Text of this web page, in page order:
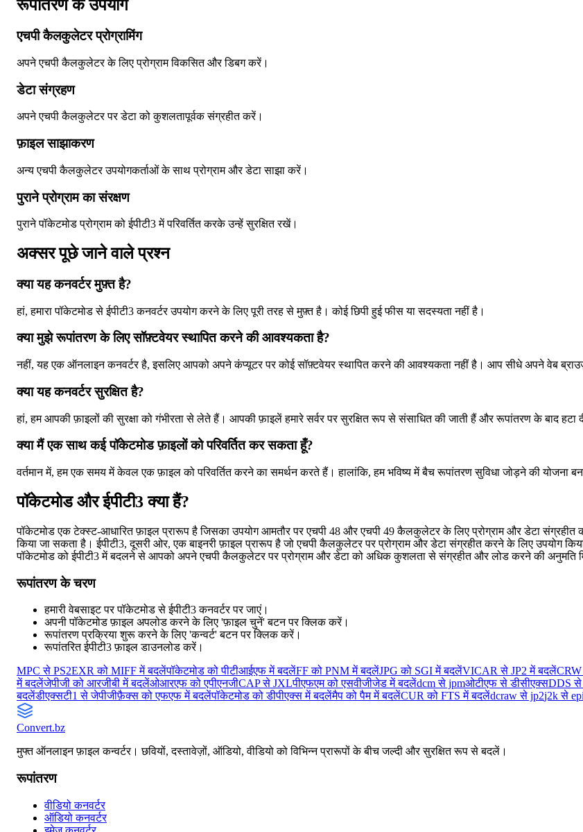
रूपांतरण के उपयोग
एचपी कैलकुलेटर प्रोग्रामिंग
अपने एचपी कैलकुलेटर के लिए प्रोग्राम विकसित और डिबग करें।
डेटा संग्रहण
अपने एचपी कैलकुलेटर पर डेटा को कुशलतापूर्वक संग्रहीत करें।
फ़ाइल साझाकरण
अन्य एचपी कैलकुलेटर उपयोगकर्ताओं के साथ प्रोग्राम और डेटा साझा करें।
पुराने प्रोग्राम का संरक्षण
पुराने पॉकेटमोड प्रोग्राम को ईपीटी3 में परिवर्तित करके उन्हें सुरक्षित रखें।
अक्सर पूछे जाने वाले प्रश्न
क्या यह कनवर्टर मुफ़्त है?
हां, हमारा पॉकेटमोड से ईपीटी3 कनवर्टर उपयोग करने के लिए पूरी तरह से मुफ़्त है। कोई छिपी हुई फीस या सदस्यता नहीं है।
क्या मुझे रूपांतरण के लिए सॉफ़्टवेयर स्थापित करने की आवश्यकता है?
नहीं, यह एक ऑनलाइन कनवर्टर है, इसलिए आपको अपने कंप्यूटर पर कोई सॉफ़्टवेयर स्थापित करने की आवश्यकता नहीं है। आप सीधे अपने वेब
क्या यह कनवर्टर सुरक्षित है?
हां, हम आपकी फ़ाइलों की सुरक्षा को गंभीरता से लेते हैं। आपकी फ़ाइलें हमारे सर्वर पर सुरक्षित रूप से संसाधित की जाती हैं और रूपांतरण के बाद हटा
क्या मैं एक साथ कई पॉकेटमोड फ़ाइलों को परिवर्तित कर सकता हूँ?
वर्तमान में, हम एक समय में केवल एक फ़ाइल को परिवर्तित करने का समर्थन करते हैं। हालांकि, हम भविष्य में बैच रूपांतरण सुविधा जोड़ने की योजना
पॉकेटमोड और ईपीटी3 क्या हैं?
पॉकेटमोड एक टेक्स्ट-आधारित फ़ाइल प्रारूप है जिसका उपयोग आमतौर पर एचपी 48 और एचपी 49 कैलकुलेटर के लिए प्रोग्राम और डेटा संग्रहीत
किया जा सकता है। ईपीटी3, दूसरी ओर, एक बाइनरी फ़ाइल प्रारूप है जो एचपी कैलकुलेटर पर प्रोग्राम और डेटा संग्रहीत करने के लिए उपयोग
पॉकेटमोड को ईपीटी3 में बदलने से आपको अपने एचपी कैलकुलेटर पर प्रोग्राम और डेटा को अधिक कुशलता से संग्रहीत और लोड करने की अनुमति
रूपांतरण के चरण
हमारी वेबसाइट पर पॉकेटमोड से ईपीटी3 कनवर्टर पर जाएं।
अपनी पॉकेटमोड फ़ाइल अपलोड करने के लिए 'फ़ाइल चुनें' बटन पर क्लिक करें।
रूपांतरण प्रक्रिया शुरू करने के लिए 'कन्वर्ट' बटन पर क्लिक करें।
रूपांतरित ईपीटी3 फ़ाइल डाउनलोड करें।
MPC से PS2EXR को MIFF में बदलेंपॉकेटमोड को पीटीआईएफ में बदलेंFF को PNM में बदलेंJPG को SGI में बदलेंVICAR से JP2 में बदलें
में बदलेंजेपीजी को आरजीबी में बदलेंओआरएफ को एपीएनजीCAP से JXLपीएफएम को एसवीजीजेड में बदलेंdcm से jpmओटीएफ से डीसीएक्सDDS
बदलेंडीएक्सटी1 से जेपीजीफ़ैक्स को एफएफ में बदलेंपॉकेटमोड को डीपीएक्स में बदलेंमैप को पैम में बदलेंCUR को FTS में बदलेंdcraw से jp2j2k से
Convert.bz
मुफ्त ऑनलाइन फ़ाइल कन्वर्टर। छवियों, दस्तावेज़ों, ऑडियो, वीडियो को विभिन्न प्रारूपों के बीच जल्दी और सुरक्षित रूप से बदलें।
रूपांतरण
वीडियो कनवर्टर
ऑडियो कनवर्टर